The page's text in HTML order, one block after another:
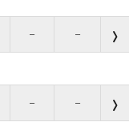
– –
– –